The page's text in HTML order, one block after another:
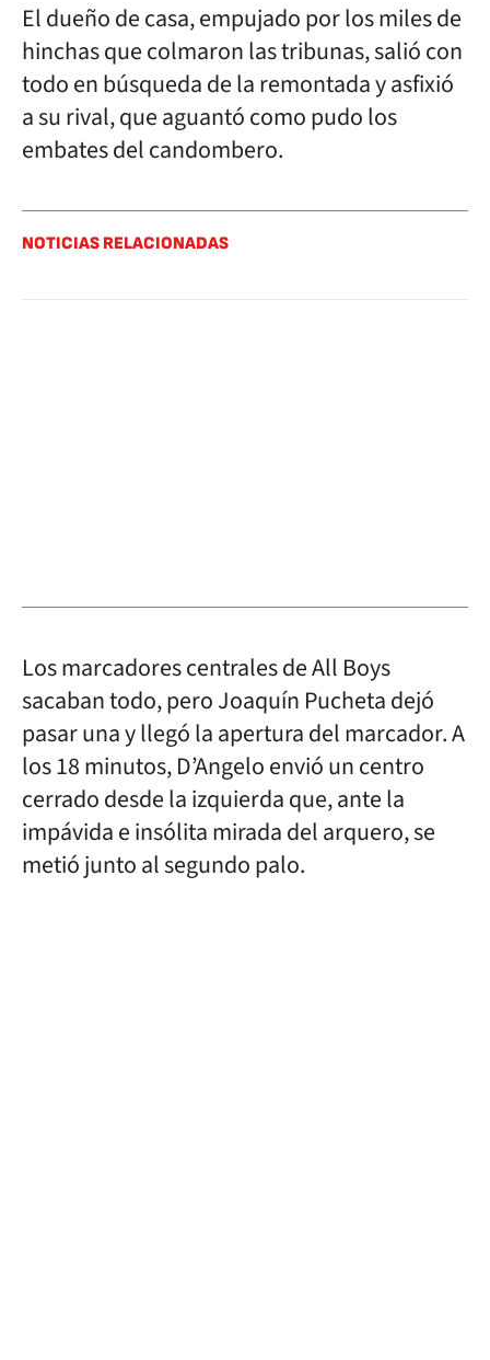
El dueño de casa, empujado por los miles de
hinchas que colmaron las tribunas, salió con
todo en búsqueda de la remontada y asfixió
a su rival, que aguantó como pudo los
embates del candombero.
NOTICIAS RELACIONADAS
Los marcadores centrales de All Boys
sacaban todo, pero Joaquín Pucheta dejó
pasar una y llegó la apertura del marcador. A
los 18 minutos, D’Angelo envió un centro
cerrado desde la izquierda que, ante la
impávida e insólita mirada del arquero, se
metió junto al segundo palo.